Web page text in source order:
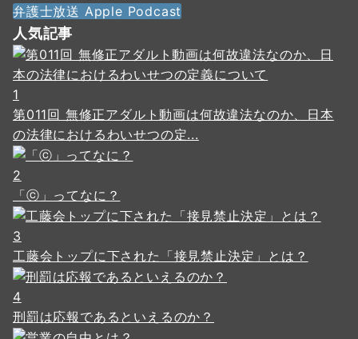
弁護士放送 Apple Podcast
人気記事
1
第011回 無修正アダルト動画は何故違法なのか、日本
の法律におけるわいせつの定...
2
「ⓒ」ってなに？
3
工藤会トップに下された「接見禁止決定」とは？
4
刑罰は応報であるといえるのか？